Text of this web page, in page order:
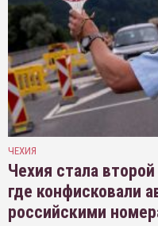
ЧЕХИЯ
Чехия стала
где конфисковали
российскими